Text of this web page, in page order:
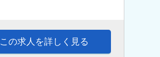
この求人を詳しく見る